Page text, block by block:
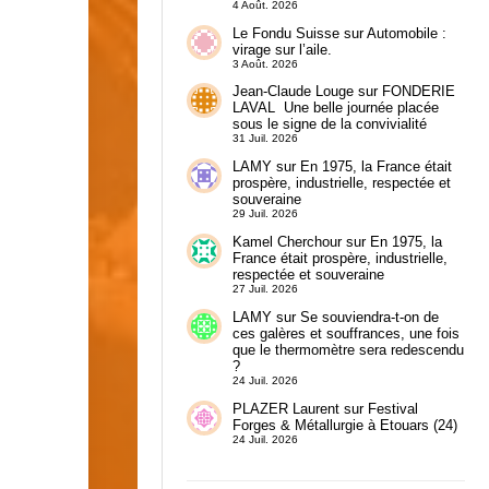
4 Août. 2026
Le Fondu SuissesurAutomobile :
virage sur l’aile.
3 Août. 2026
Jean-Claude Lougesur FONDERIE
LAVAL Une belle journée placée
sous le signe de la convivialité
31 Juil. 2026
LAMYsur En 1975, la France était
prospère, industrielle, respectée et
souveraine
29 Juil. 2026
Kamel Cherchoursur En 1975, la
France était prospère, industrielle,
respectée et souveraine
27 Juil. 2026
LAMYsur Se souviendra-t-on de
ces galères et souffrances, une fois
que le thermomètre sera redescendu
?
24 Juil. 2026
PLAZER Laurentsur Festival
Forges & Métallurgie à Etouars (24)
24 Juil. 2026